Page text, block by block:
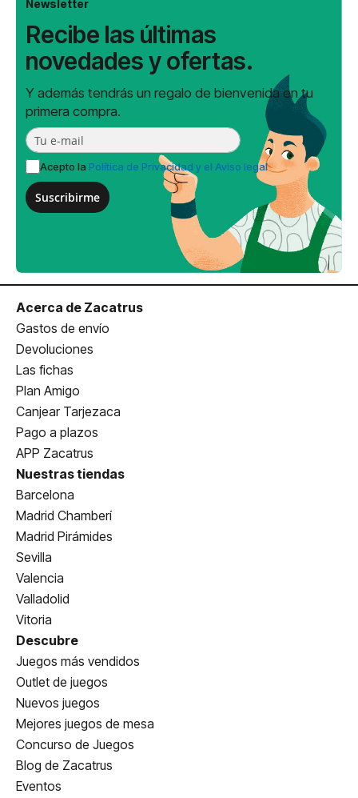
Newsletter
Recibe las últimas
novedades y ofertas.
Y además tendrás un regalo de bienvenida en tu
primera compra.
Acepto la Política de Privacidad y el Aviso legal
Suscribirme
Acerca de Zacatrus
Gastos de envío
Devoluciones
Las fichas
Plan Amigo
Canjear Tarjezaca
Pago a plazos
APP Zacatrus
Nuestras tiendas
Barcelona
Madrid Chamberí
Madrid Pirámides
Sevilla
Valencia
Valladolid
Vitoria
Descubre
Juegos más vendidos
Outlet de juegos
Nuevos juegos
Mejores juegos de mesa
Concurso de Juegos
Blog de Zacatrus
Eventos